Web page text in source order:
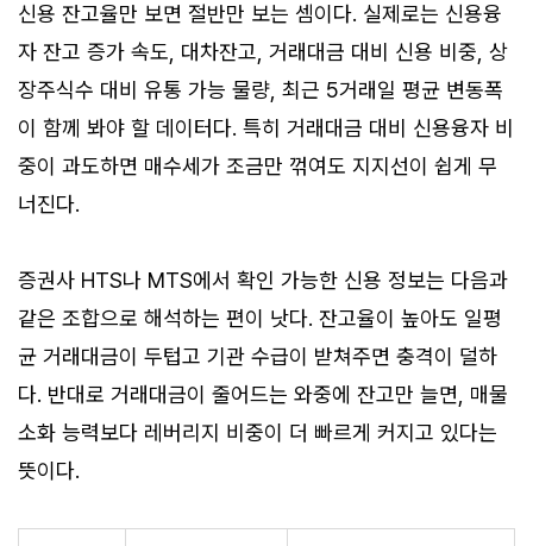
신용 잔고율만 보면 절반만 보는 셈이다. 실제로는 신용융
자 잔고 증가 속도, 대차잔고, 거래대금 대비 신용 비중, 상
장주식수 대비 유통 가능 물량, 최근 5거래일 평균 변동폭
이 함께 봐야 할 데이터다. 특히 거래대금 대비 신용융자 비
중이 과도하면 매수세가 조금만 꺾여도 지지선이 쉽게 무
너진다.
증권사 HTS나 MTS에서 확인 가능한 신용 정보는 다음과
같은 조합으로 해석하는 편이 낫다. 잔고율이 높아도 일평
균 거래대금이 두텁고 기관 수급이 받쳐주면 충격이 덜하
다. 반대로 거래대금이 줄어드는 와중에 잔고만 늘면, 매물
소화 능력보다 레버리지 비중이 더 빠르게 커지고 있다는
뜻이다.